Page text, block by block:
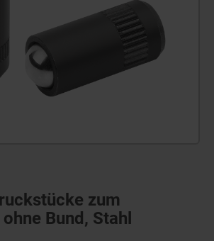
zum
Bund, Stahl